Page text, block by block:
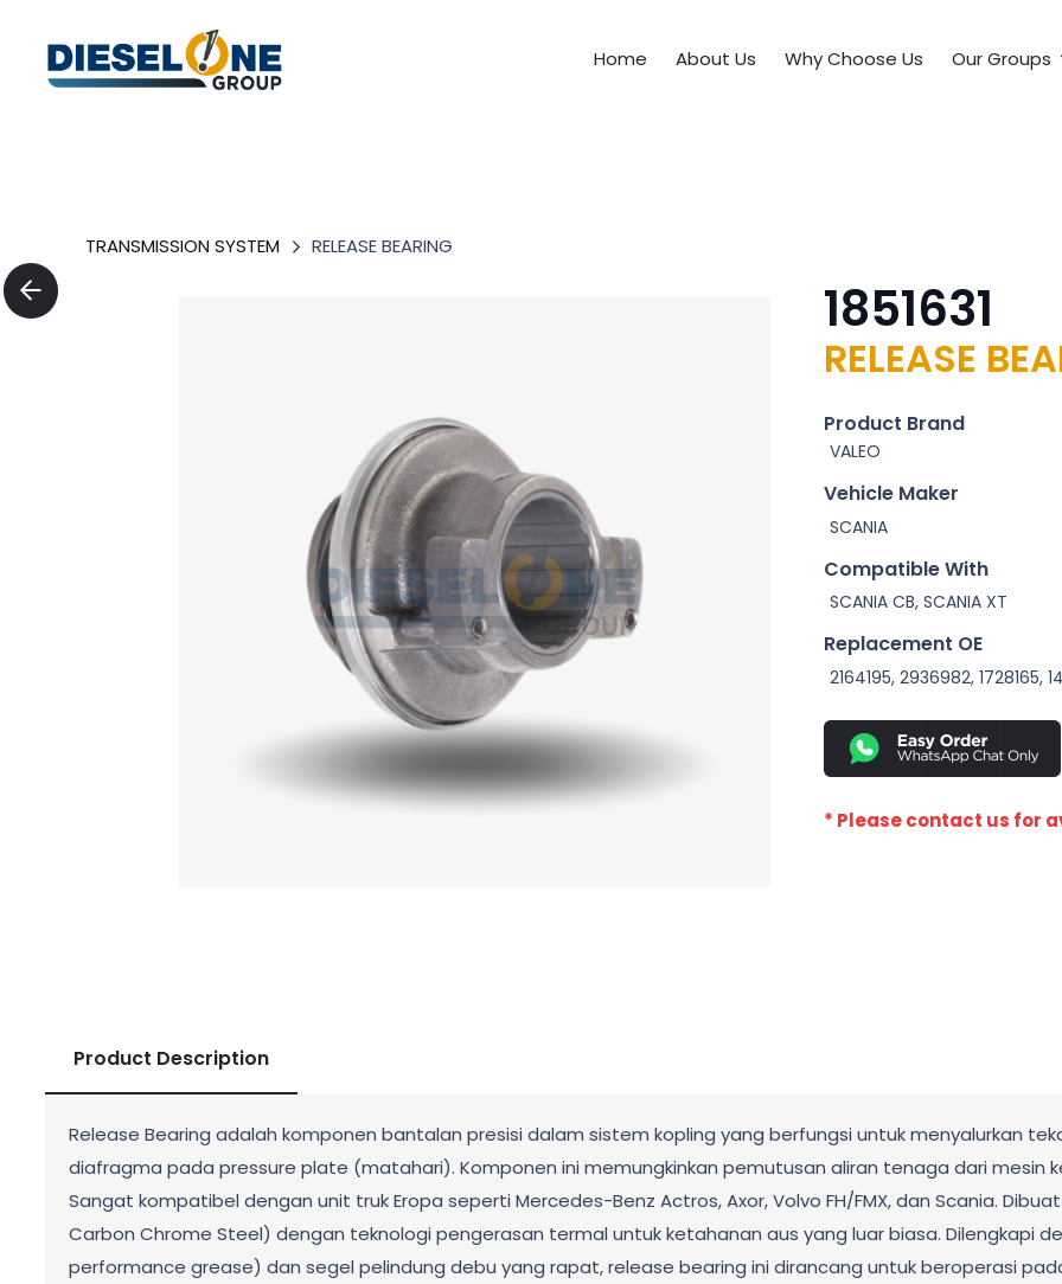
Home About Us Why Choose Us Our Groups
TRANSMISSION SYSTEM RELEASE BEARING
1851631
RELEASE
Product Brand
VALEO
Vehicle Maker
SCANIA
Compatible With
SCANIA CB, SCANIA XT
Replacement OE
2164195, 2936982, 1728165,
* Please contact us for
Product Description
Release Bearing adalah komponen bantalan presisi dalam sistem kopling yang berfungsi untuk menyalurkan
diafragma pada pressure plate (matahari). Komponen ini memungkinkan pemutusan aliran tenaga dari mesin
Sangat kompatibel dengan unit truk Eropa seperti Mercedes-Benz Actros, Axor, Volvo FH/FMX, dan Scania.
Carbon Chrome Steel) dengan teknologi pengerasan termal untuk ketahanan aus yang luar biasa. Dilengkapi
performance grease) dan segel pelindung debu yang rapat, release bearing ini dirancang untuk beroperasi